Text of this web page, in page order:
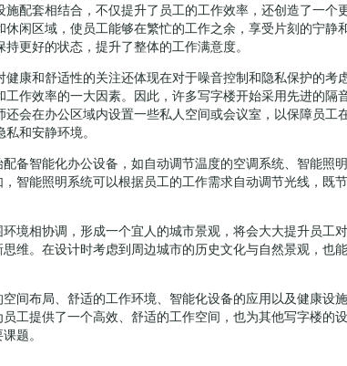
施配套相结合，不仅提升了员工的工作效率，还创造了一个
休闲区域，使员工能够在繁忙的工作之余，享受片刻的宁静
更好的状态，提升了整体的工作满意度。
健康和舒适性的关注还体现在对于噪音控制和隐私保护的考
工作效率的一大因素。因此，许多写字楼开始采用先进的隔
还会在办公区域内设置一些私人空间或会议室，以保障员工
和安静环境。
备智能化办公设备，如自动调节温度的空调系统、智能照
智能照明系统可以根据员工的工作需求自动调节光线，既
境相协调，形成一个宜人的城市景观，将会大大提升员工
维。在设计时考虑到周边城市的历史文化与自然景观，也
间布局、舒适的工作环境、智能化设备的应用以及健康设
工提供了一个高效、舒适的工作空间，也为其他写字楼的
题。